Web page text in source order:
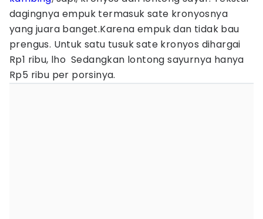
dagingnya empuk termasuk sate kronyosnya
yang juara banget.Karena empuk dan tidak bau
prengus. Untuk satu tusuk sate kronyos dihargai
Rp1 ribu, lho Sedangkan lontong sayurnya hanya
Rp5 ribu per porsinya.